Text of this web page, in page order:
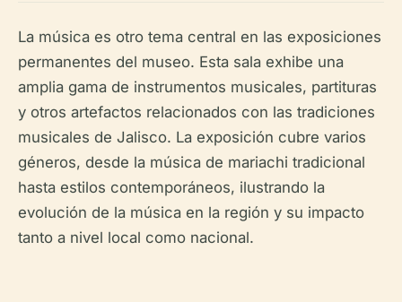
La música es otro tema central en las exposiciones
permanentes del museo. Esta sala exhibe una
amplia gama de instrumentos musicales, partituras
y otros artefactos relacionados con las tradiciones
musicales de Jalisco. La exposición cubre varios
géneros, desde la música de mariachi tradicional
hasta estilos contemporáneos, ilustrando la
evolución de la música en la región y su impacto
tanto a nivel local como nacional.